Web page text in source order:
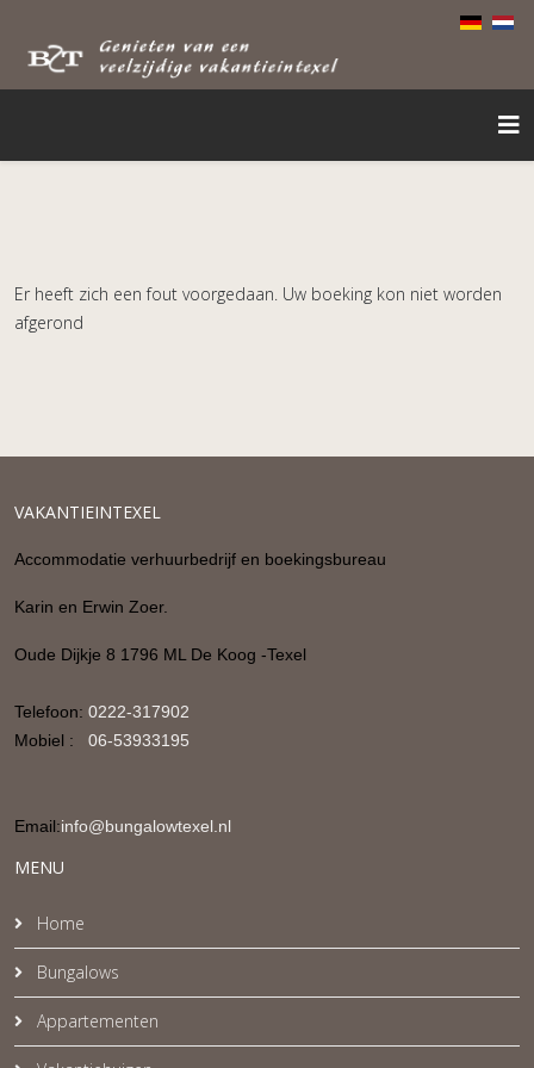
Er heeft zich een fout voorgedaan. Uw boeking kon niet worden
afgerond
VAKANTIEINTEXEL
Accommodatie verhuurbedrijf en boekingsbureau
Karin en Erwin Zoer.
Oude Dijkje 8 1796 ML De Koog -Texel
Telefoon: 0222-317902
Mobiel : 06-53933195
Email:info@bungalowtexel.nl
MENU
Home
Bungalows
Appartementen